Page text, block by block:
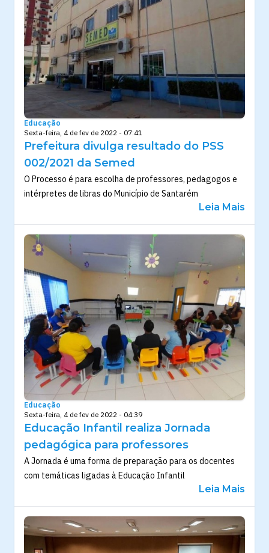
Educação
Sexta-feira, 4 de fev de 2022 - 07:41
Prefeitura divulga resultado do PSS
002/2021 da Semed
O Processo é para escolha de professores, pedagogos e
intérpretes de libras do Município de Santarém
Leia Mais
Educação
Sexta-feira, 4 de fev de 2022 - 04:39
Educação Infantil realiza Jornada
pedagógica para professores
A Jornada é uma forma de preparação para os docentes
com temáticas ligadas à Educação Infantil
Leia Mais